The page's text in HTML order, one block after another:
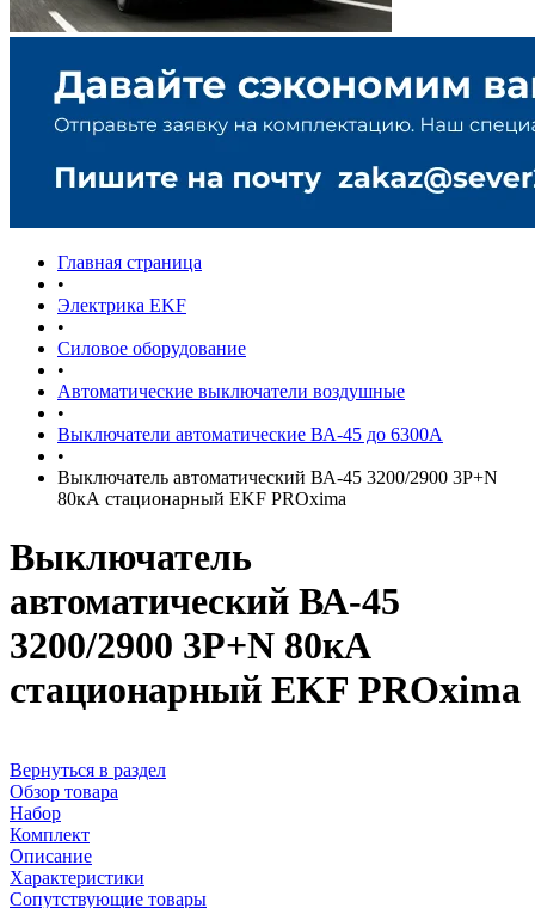
Главная страница
•
Электрика EKF
•
Силовое оборудование
•
Автоматические выключатели воздушные
•
Выключатели автоматические ВА-45 до 6300А
•
Выключатель автоматический ВА-45 3200/2900 3P+N
80кА стационарный EKF PROxima
Выключатель
автоматический ВА-45
3200/2900 3P+N 80кА
стационарный EKF PROxima
Вернуться в раздел
Обзор товара
Набор
Комплект
Описание
Характеристики
Сопутствующие товары